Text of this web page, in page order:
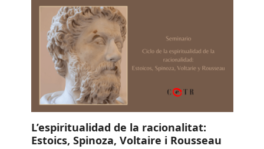
L’espiritualidad de la racionalitat:
Estoics, Spinoza, Voltaire i Rousseau